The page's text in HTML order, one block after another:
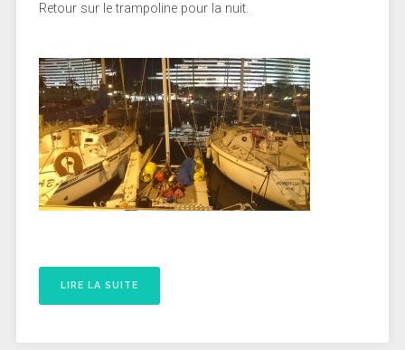
Retour sur le trampoline pour la nuit.
LIRE LA SUITE